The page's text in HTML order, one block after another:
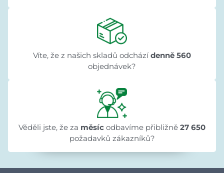
Víte, že z našich skladů odchází denně 560
objednávek?
Věděli jste, že za měsíc odbavíme přibližně 27 650
požadavků zákazníků?